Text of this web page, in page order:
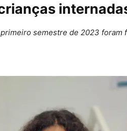
semestre de 2023